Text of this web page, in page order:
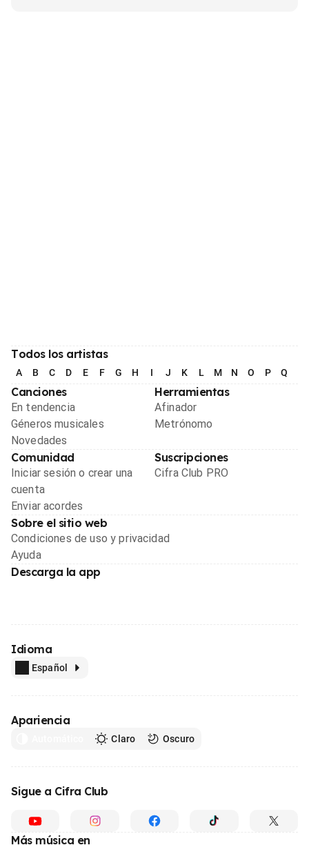
Todos los artistas
A B C D E F G H I J K L M N O P Q
Canciones
En tendencia
Géneros musicales
Novedades
Herramientas
Afinador
Metrónomo
Comunidad
Iniciar sesión o crear una
cuenta
Enviar acordes
Suscripciones
Cifra Club PRO
Sobre el sitio web
Condiciones de uso y privacidad
Ayuda
Descarga la app
Idioma
Español
Apariencia
Claro Oscuro
Sigue a Cifra Club
Más música en